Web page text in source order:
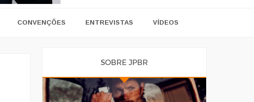
CONVENÇÕES ENTREVISTAS VÍDEOS
SOBRE JPBR